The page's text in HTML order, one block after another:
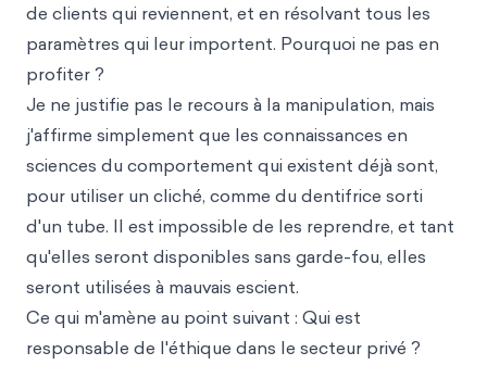
de clients qui reviennent, et en résolvant tous les
paramètres qui leur importent. Pourquoi ne pas en
profiter ?
Je ne justifie pas le recours à la manipulation, mais
j'affirme simplement que les connaissances en
sciences du comportement qui existent déjà sont,
pour utiliser un cliché, comme du dentifrice sorti
d'un tube. Il est impossible de les reprendre, et tant
qu'elles seront disponibles sans garde-fou, elles
seront utilisées à mauvais escient.
Ce qui m'amène au point suivant : Qui est
responsable de l'éthique dans le secteur privé ?